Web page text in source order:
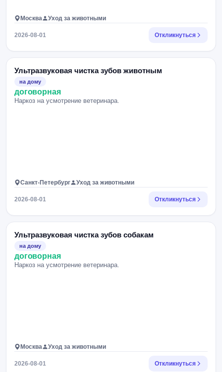
Москва Уход за животными
2026-08-01 Откликнуться
Ультразвуковая чистка зубов животным
на дому
договорная
Наркоз на усмотрение ветеринара.
Санкт-Петербург Уход за животными
2026-08-01 Откликнуться
Ультразвуковая чистка зубов собакам
на дому
договорная
Наркоз на усмотрение ветеринара.
Москва Уход за животными
2026-08-01 Откликнуться